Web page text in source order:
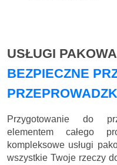
USŁUGI
BEZPIECZNE
Przygotowanie do
elementem całego
kompleksowe usługi
wszystkie Twoje rzeczy